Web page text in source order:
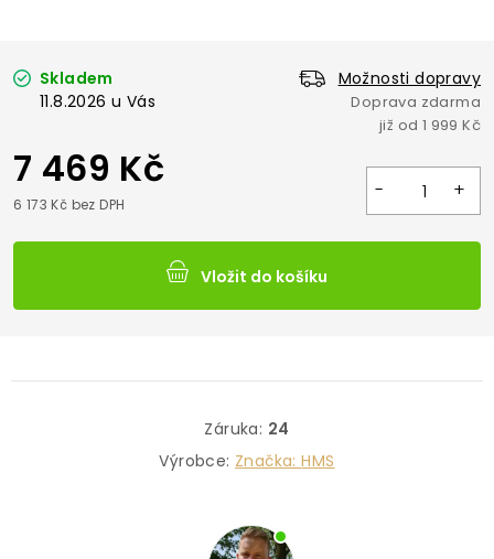
Skladem
Možnosti dopravy
11.8.2026
7 469 Kč
6 173 Kč bez DPH
Vložit do košíku
Záruka: 24
Výrobce: Značka:HMS